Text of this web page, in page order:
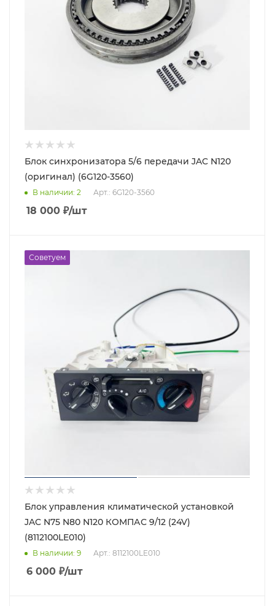
Блок синхронизатора 5/6 передачи JAC N120
(оригинал) (6G120-3560)
В наличии: 2 Арт.: 6G120-3560
18 000 ₽/шт
Советуем
Блок управления климатической установкой
JAC N75 N80 N120 КОМПАС 9/12 (24V)
(8112100LE010)
В наличии: 9 Арт.: 8112100LE010
6 000 ₽/шт